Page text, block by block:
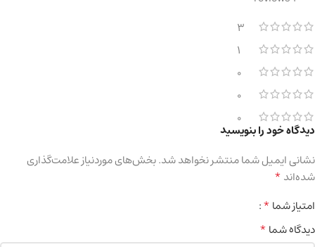
3
1
0
0
0
دیدگاه خود را بنویسید
نشانی ایمیل شما منتشر نخواهد شد.بخش‌های موردنیاز علامت‌گذاری
شده‌اند*
امتیاز شما*
دیدگاه شما*